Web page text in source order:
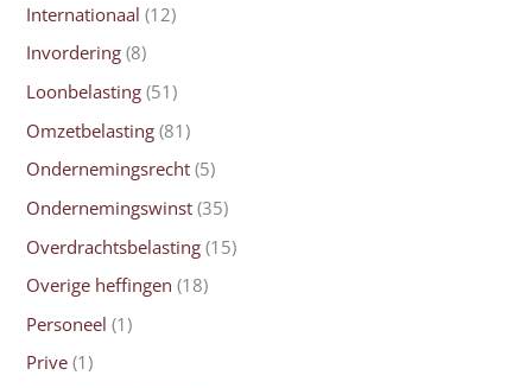
Internationaal (12)
Invordering (8)
Loonbelasting (51)
Omzetbelasting (81)
Ondernemingsrecht (5)
Ondernemingswinst (35)
Overdrachtsbelasting (15)
Overige heffingen (18)
Personeel (1)
Prive (1)